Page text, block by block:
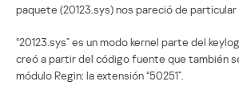
paquete (20123.sys) nos pareció de
“20123.sys” es un modo kernel parte del
creó a partir del código fuente que también
módulo Regin: la extensión “50251”.